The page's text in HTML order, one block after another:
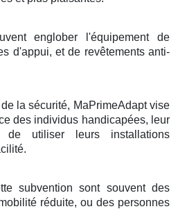
englober l'équipement de
d'appui, et de revêtements anti-
la sécurité, MaPrimeAdapt vise
des individus handicapées, leur
de utiliser leurs installations
subvention sont souvent des
réduite, ou des personnes